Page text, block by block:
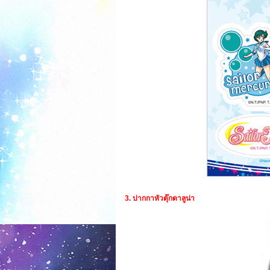
3. ปากกาหัวตุ๊กตาลูน่า